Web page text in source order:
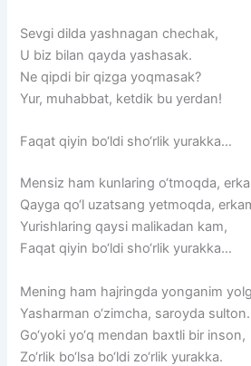
Sevgi dilda yashnagan chechak,
U biz bilan qayda yashasak.
Ne qipdi bir qizga yoqmasak?
Yur, muhabbat, ketdik bu yerdan!
Faqat qiyin bo‘ldi sho‘rlik yurakka…
Mensiz ham kunlaring o‘tmoqda,
Qayga qo‘l uzatsang yetmoqda,
Yurishlaring qaysi malikadan kam,
Faqat qiyin bo‘ldi sho‘rlik yurakka…
Mening ham hajringda yonganim
Yasharman o‘zimcha, saroyda sulton.
Go‘yoki yo‘q mendan baxtli bir inson,
Zo‘rlik bo‘lsa bo‘ldi zo‘rlik yurakka.